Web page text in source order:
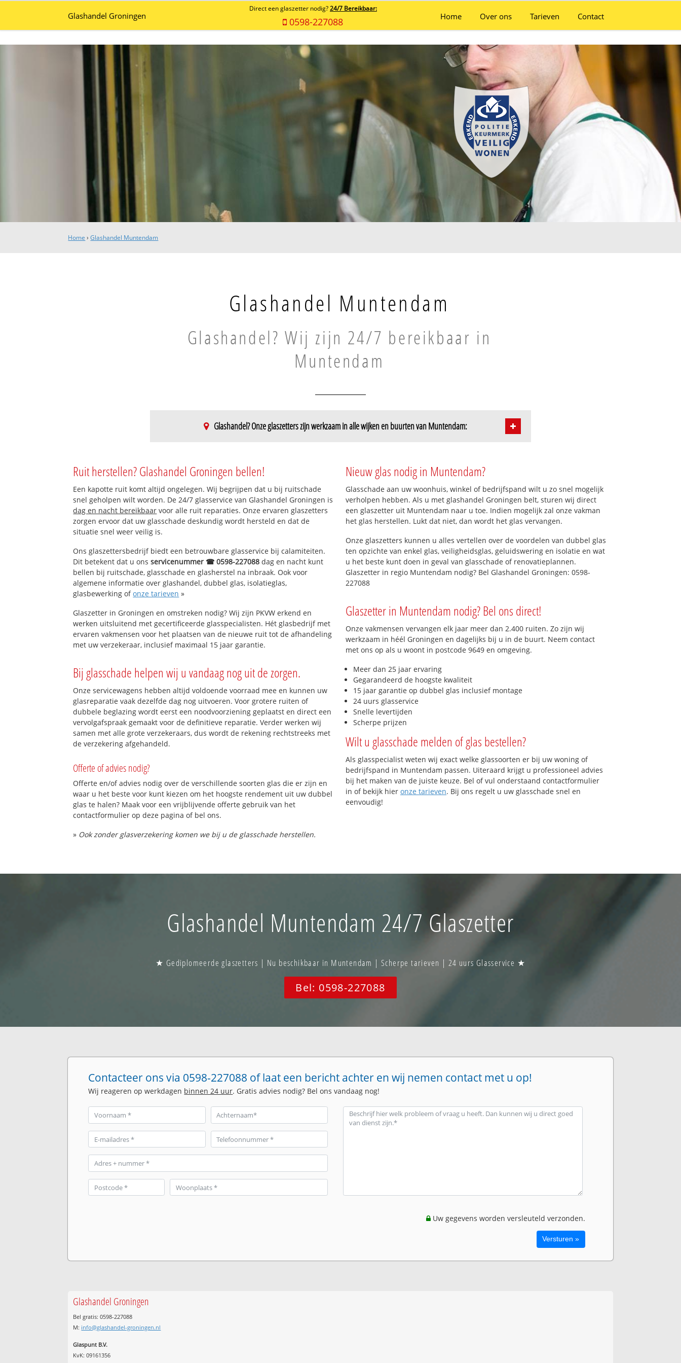
Glashandel Groningen
Direct een glaszetter nodig? 24/7 Bereikbaar:
0598-227088 Home Over ons Tarieven Contact
Home ›Glashandel Muntendam
Glashandel Muntendam
Glashandel? Wij zijn 24/7 bereikbaar in
Muntendam
Glashandel? Onze glaszetters zijn werkzaam in alle wijken en buurten van Muntendam:
Tussenklappen
Tripscompagnie
Borgercompagnie
Ruit herstellen? Glashandel Groningen bellen!
Een kapotte ruit komt altijd ongelegen. Wij begrijpen dat u bij ruitschade
snel geholpen wilt worden. De 24/7 glasservice van Glashandel Groningen is
dag en nacht bereikbaar voor alle ruit reparaties. Onze ervaren glaszetters
zorgen ervoor dat uw glasschade deskundig wordt hersteld en dat de
situatie snel weer veilig is.
Ons glaszettersbedrijf biedt een betrouwbare glasservice bij calamiteiten.
Dit betekent dat u onsservicenummer ☎ 0598-227088 dag en nacht kunt
bellen bij ruitschade, glasschade en glasherstel na inbraak. Ook voor
algemene informatie over glashandel, dubbel glas, isolatieglas,
glasbewerking ofonze tarieven »
Glaszetter in Groningen en omstreken nodig? Wij zijn PKVW erkend en
werken uitsluitend met gecertificeerde glasspecialisten. Hét glasbedrijf met
ervaren vakmensen voor het plaatsen van de nieuwe ruit tot de afhandeling
met uw verzekeraar, inclusief maximaal 15 jaar garantie.
Bij glasschade helpen wij u vandaag nog uit de zorgen.
Onze servicewagens hebben altijd voldoende voorraad mee en kunnen uw
glasreparatie vaak dezelfde dag nog uitvoeren. Voor grotere ruiten of
dubbele beglazing wordt eerst een noodvoorziening geplaatst en direct een
vervolgafspraak gemaakt voor de definitieve reparatie. Verder werken wij
samen met alle grote verzekeraars, dus wordt de rekening rechtstreeks met
de verzekering afgehandeld.
Offerte of advies nodig?
Offerte en/of advies nodig over de verschillende soorten glas die er zijn en
waar u het beste voor kunt kiezen om het hoogste rendement uit uw dubbel
glas te halen? Maak voor een vrijblijvende offerte gebruik van het
contactformulier op deze pagina of bel ons.
» Ook zonder glasverzekering komen we bij u de glasschade herstellen.
Nieuw glas nodig in Muntendam?
Glasschade aan uw woonhuis, winkel of bedrijfspand wilt u zo snel mogelijk
verholpen hebben. Als u met glashandel Groningen belt, sturen wij direct
een glaszetter uit Muntendam naar u toe. Indien mogelijk zal onze vakman
het glas herstellen. Lukt dat niet, dan wordt het glas vervangen.
Onze glaszetters kunnen u alles vertellen over de voordelen van dubbel glas
ten opzichte van enkel glas, veiligheidsglas, geluidswering en isolatie en wat
u het beste kunt doen in geval van glasschade of renovatieplannen.
Glaszetter in regio Muntendam nodig? Bel Glashandel Groningen: 0598-
227088
Glaszetter in Muntendam nodig? Bel ons direct!
Onze vakmensen vervangen elk jaar meer dan 2.400 ruiten. Zo zijn wij
werkzaam in héél Groningen en dagelijks bij u in de buurt. Neem contact
met ons op als u woont in postcode 9649 en omgeving.
Meer dan 25 jaar ervaring
Gegarandeerd de hoogste kwaliteit
15 jaar garantie op dubbel glas inclusief montage
24 uurs glasservice
Snelle levertijden
Scherpe prijzen
Wilt u glasschade melden of glas bestellen?
Als glasspecialist weten wij exact welke glassoorten er bij uw woning of
bedrijfspand in Muntendam passen. Uiteraard krijgt u professioneel advies
bij het maken van de juiste keuze. Bel of vul onderstaand contactformulier
in of bekijk hier onze tarieven. Bij ons regelt u uw glasschade snel en
eenvoudig!
Glashandel Muntendam 24/7 Glaszetter
★ Gediplomeerde glaszetters | Nu beschikbaar in Muntendam | Scherpe tarieven | 24 uurs Glasservice ★
Bel: 0598-227088
Contacteer ons via 0598-227088 of laat een bericht achter en wij nemen contact met u op!
Wij reageren op werkdagen binnen 24 uur. Gratis advies nodig? Bel ons vandaag nog!
Uw gegevens worden versleuteld verzonden.
Glashandel Groningen
Bel gratis: 0598-227088
M: info@glashandel-groningen.nl
Glaspunt B.V.
KvK: 09161356